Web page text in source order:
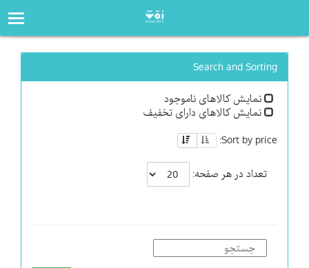
Search and Sorting
نمایش کالاهای ناموجود
نمایش کالاهای دارای تخفیف
Sort by price:
تعداد در هر صفحه: